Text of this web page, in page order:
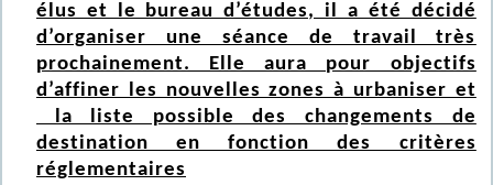
élus et le bureau d’études, il a été décidé
d’organiser une séance de travail très
prochainement. Elle aura pour objectifs
d’affiner les nouvelles zones à urbaniser et
la liste possible des changements de
destination en fonction des critères
réglementaires